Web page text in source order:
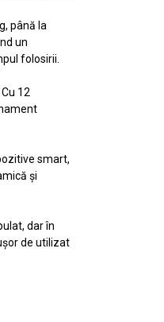
până la
un
folosirii.
12
smart,
și
dar în
de utilizat